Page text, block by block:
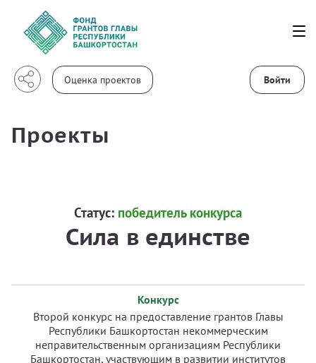
Войти
Проекты
Статус: победитель конкурса
Сила в единстве
Конкурс
Второй конкурс на предоставление грантов Главы
Республики Башкортостан некоммерческим
неправительственным организациям Республики
Башкортостан, участвующим в развитии институтов